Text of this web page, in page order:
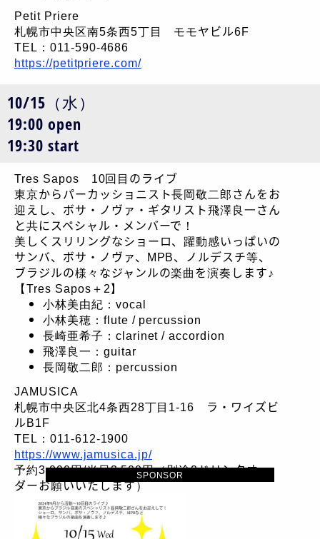
Petit Priere
札幌市中央区南5条西5丁目 モモヤビル6F
TEL：011-590-4686
https://petitpriere.com/
10/15（水）
19:00 open
19:30 start
Tres Sapos 10回目のライブ
東京からパーカッショニスト長岡敬二郎さんをお
迎えし、ボサ・ノヴァ・ギタリスト飛澤良一さん
と共にスペシャル・メンバーで！
美しくスリリングなショーロ、躍動感いっぱいの
サンバ、ボサ・ノヴァ、MPB、ノルデスチ等、
ブラジルの様々なジャンルの楽曲を演奏します♪
【Tres Sapos＋2】
小林美由紀：vocal
小林美穂：flute / percussion
長崎亜希子：clarinet / accordion
飛澤良一：guitar
長岡敬二郎：percussion
JAMUSICA
札幌市中央区北4条西28丁目1-16 ラ・ワイズビ
ルB1F
TEL：011-612-1900
https://www.jamusica.jp/
予約3,000円/当日3,500円（別途2ドリンクオー
ダーお願いいたします）
SPONSOR